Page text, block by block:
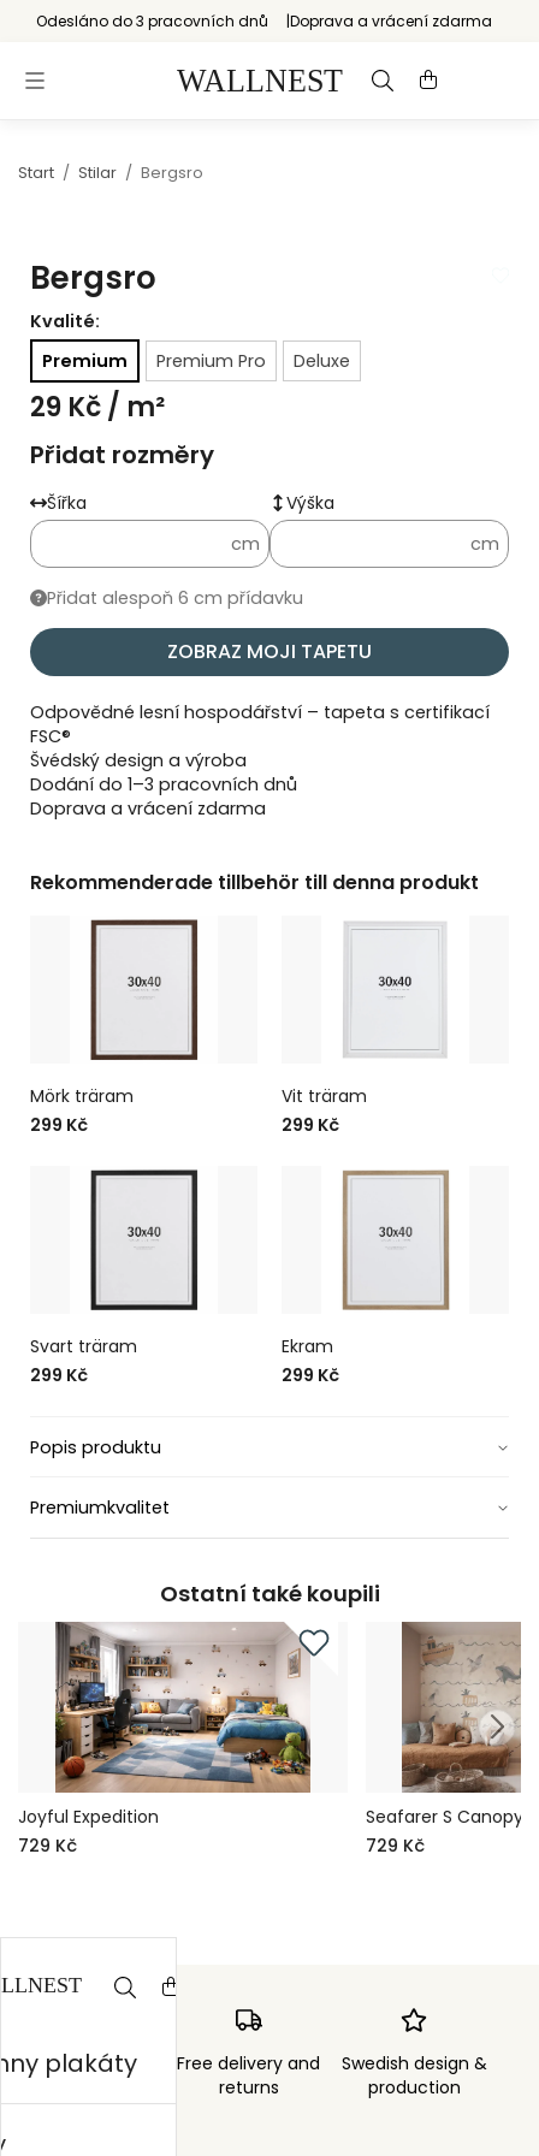
Odesláno do 3 pracovních dnů Doprava a vrácení zdarma
Start / Stilar / Bergsro
Bergsro
Kvalité:
Premium
Premium Pro Deluxe
29 Kč/ m²
Přidat rozměry
Šířka
cm
Výška
cm
Přidat alespoň 6 cm přídavku
ZOBRAZ MOJI TAPETU
Odpovědné lesní hospodářství – tapeta s certifikací
FSC®
Švédský design a výroba
Dodání do 1–3 pracovních dnů
Doprava a vrácení zdarma
Rekommenderade tillbehör till denna produkt
Mörk träram
299 Kč
Vit träram
299 Kč
Svart träram
299 Kč
Ekram
299 Kč
Popis produktu
Premiumkvalitet
Ostatní také koupili
Joyful Expedition
729 Kč
Seafarer S Canopy
729 Kč
Order sent within
Free delivery and
returns
Swedish design &
production
plakáty